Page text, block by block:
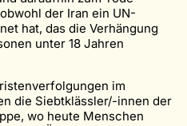
der Iran ein UN-
hat, das die Verhängung
unter 18 Jahren
im
die Siebtklässler/-innen der
wo heute Menschen